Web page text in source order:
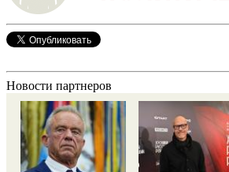
Новости партнеров